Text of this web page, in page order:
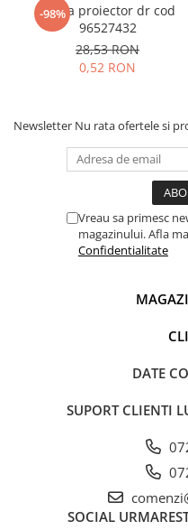
-98%
Rama proiector dr cod
96527432
28,53 RON
0,52 RON
Newsletter Nu rata ofertele si
Vreau sa primesc
magazinului. Afla
Confidentialitate
DATE
SUPORT CLIENTI
SOCIAL